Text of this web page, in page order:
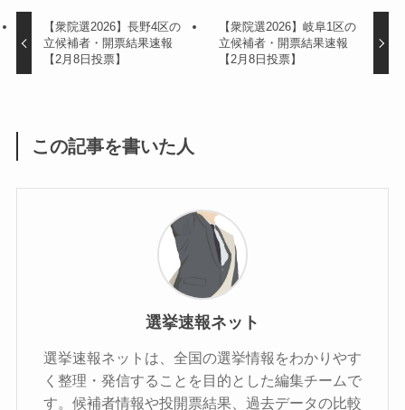
【衆院選2026】長野4区の
立候補者・開票結果速報
【2月8日投票】
【衆院選2026】岐阜1区の
立候補者・開票結果速報
【2月8日投票】
この記事を書いた人
選挙速報ネット
選挙速報ネットは、全国の選挙情報をわかりやす
く整理・発信することを目的とした編集チームで
す。候補者情報や投開票結果、過去データの比較